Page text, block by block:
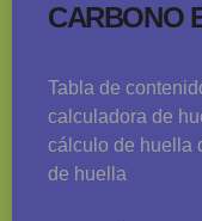
CARBONO
Tabla de
calculadora de
cálculo de huella
de huella